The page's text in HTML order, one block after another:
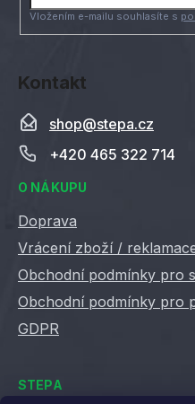
Kontakt
shop@stepa.cz
+420 465 322 714
O NÁKUPU
Doprava
Vrácení zboží /
Obchodní podmínky pro
Obchodní podmínky pro
GDPR
STEPA
Vložením e-mailu souhlasíte s